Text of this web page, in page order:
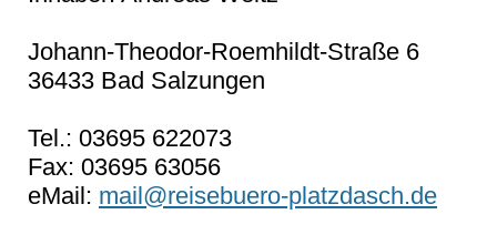
Johann-Theodor-Roemhildt-Straße 6
36433 Bad Salzungen
Tel.: 03695 622073
Fax: 03695 63056
eMail: mail@reisebuero-platzdasch.de